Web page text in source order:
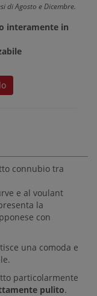
di Agosto e Dicembre.
interamente in
connubio tra
e al voulant
la
con
una comoda e
particolarmente
pulito.